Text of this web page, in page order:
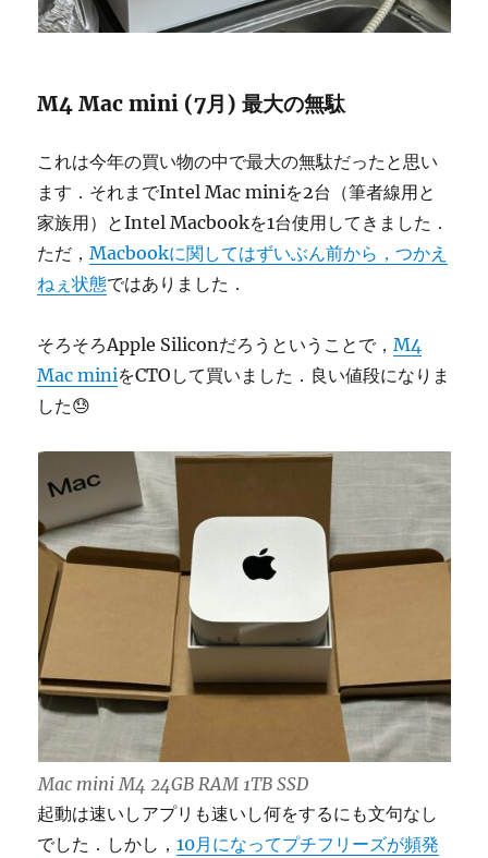
M4 Mac mini (7月) 最大の無駄
これは今年の買い物の中で最大の無駄だったと思い
ます．それまでIntel Mac miniを2台（筆者線用と
家族用）とIntel Macbookを1台使用してきました．
ただ，Macbookに関してはずいぶん前から，つかえ
ねぇ状態ではありました．
そろそろApple Siliconだろうということで，M4
Mac miniをCTOして買いました．良い値段になりま
した😓
Mac mini M4 24GB RAM 1TB SSD
起動は速いしアプリも速いし何をするにも文句なし
でした．しかし，10月になってプチフリーズが頻発